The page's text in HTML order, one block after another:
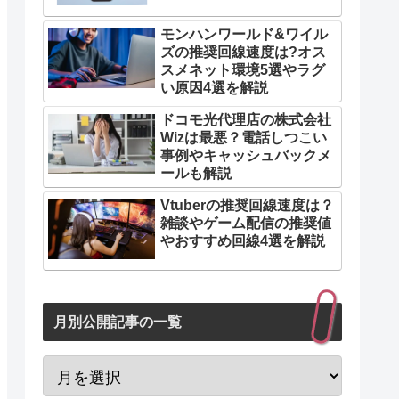
モンハンワールド&ワイル
ズの推奨回線速度は?オス
スメネット環境5選やラグ
い原因4選を解説
ドコモ光代理店の株式会社
Wizは最悪？電話しつこい
事例やキャッシュバックメ
ールも解説
Vtuberの推奨回線速度は？
雑談やゲーム配信の推奨値
やおすすめ回線4選を解説
月別公開記事の一覧